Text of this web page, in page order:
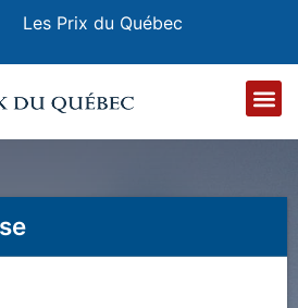
Les Prix du Québec